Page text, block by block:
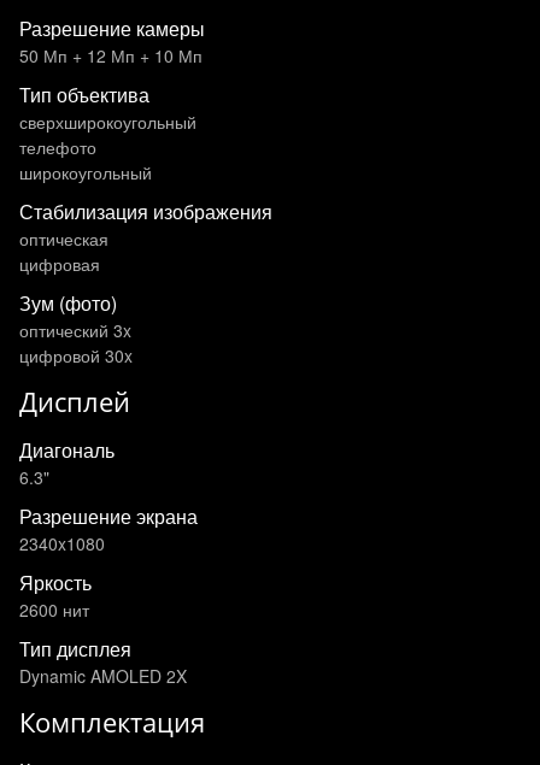
Разрешение камеры
50 Мп + 12 Мп + 10 Мп
Тип объектива
сверхширокоугольный
телефото
широкоугольный
Стабилизация изображения
оптическая
цифровая
Зум (фото)
оптический 3x
цифровой 30x
Дисплей
Диагональ
6.3"
Разрешение экрана
2340x1080
Яркость
2600 нит
Тип дисплея
Dynamic AMOLED 2X
Комплектация